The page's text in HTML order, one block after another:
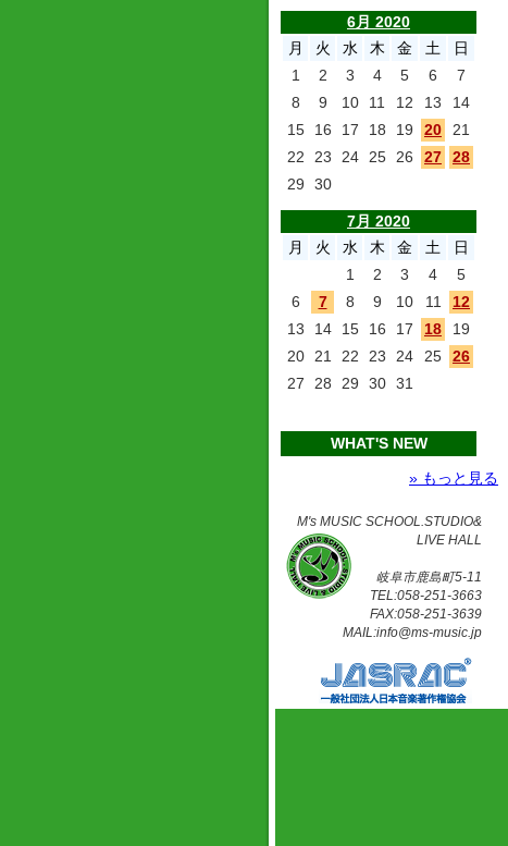
6月 2020
月
火 水 木 金 土
日
1
2 3 4 5 6
7
8
9 10 11 12 13
14
15
16 17 18 19 20
21
22
23 24 25 26 27
28
29
30
7月 2020
月
火 水 木 金 土
日
1
2 3 4
5
6
7 8 9 10 11
12
13
14 15 16 17 18
19
20
21 22 23 24 25
26
27
28 29 30 31
WHAT'S NEW
» もっと見る
M's MUSIC SCHOOL.STUDIO&
LIVE HALL
岐阜市鹿島町5-11
TEL:058-251-3663
FAX:058-251-3639
MAIL:info@ms-music.jp